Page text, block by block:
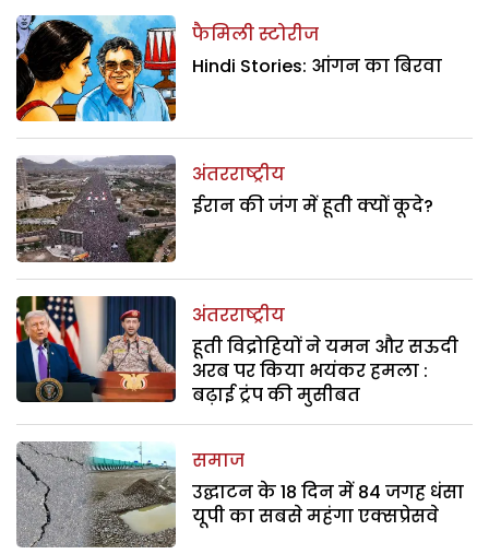
फैमिली स्टोरीज
Hindi Stories: आंगन का बिरवा
अंतरराष्ट्रीय
ईरान की जंग में हूती क्यों कूदे?
अंतरराष्ट्रीय
हूती विद्रोहियों ने यमन और सऊदी
अरब पर किया भयंकर हमला :
बढ़ाई ट्रंप की मुसीबत
समाज
उद्घाटन के 18 दिन में 84 जगह धंसा
यूपी का सबसे महंगा एक्सप्रेसवे